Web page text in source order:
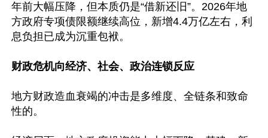
年前大幅压降，但本质仍是“借新还旧”。2026年地
方政府专项债限额继续高位，新增4.4万亿左右，利
息负担已成为沉重包袱。
财政危机向经济、社会、政治连锁反应
地方财政造血衰竭的冲击是多维度、全链条和致命
性的。